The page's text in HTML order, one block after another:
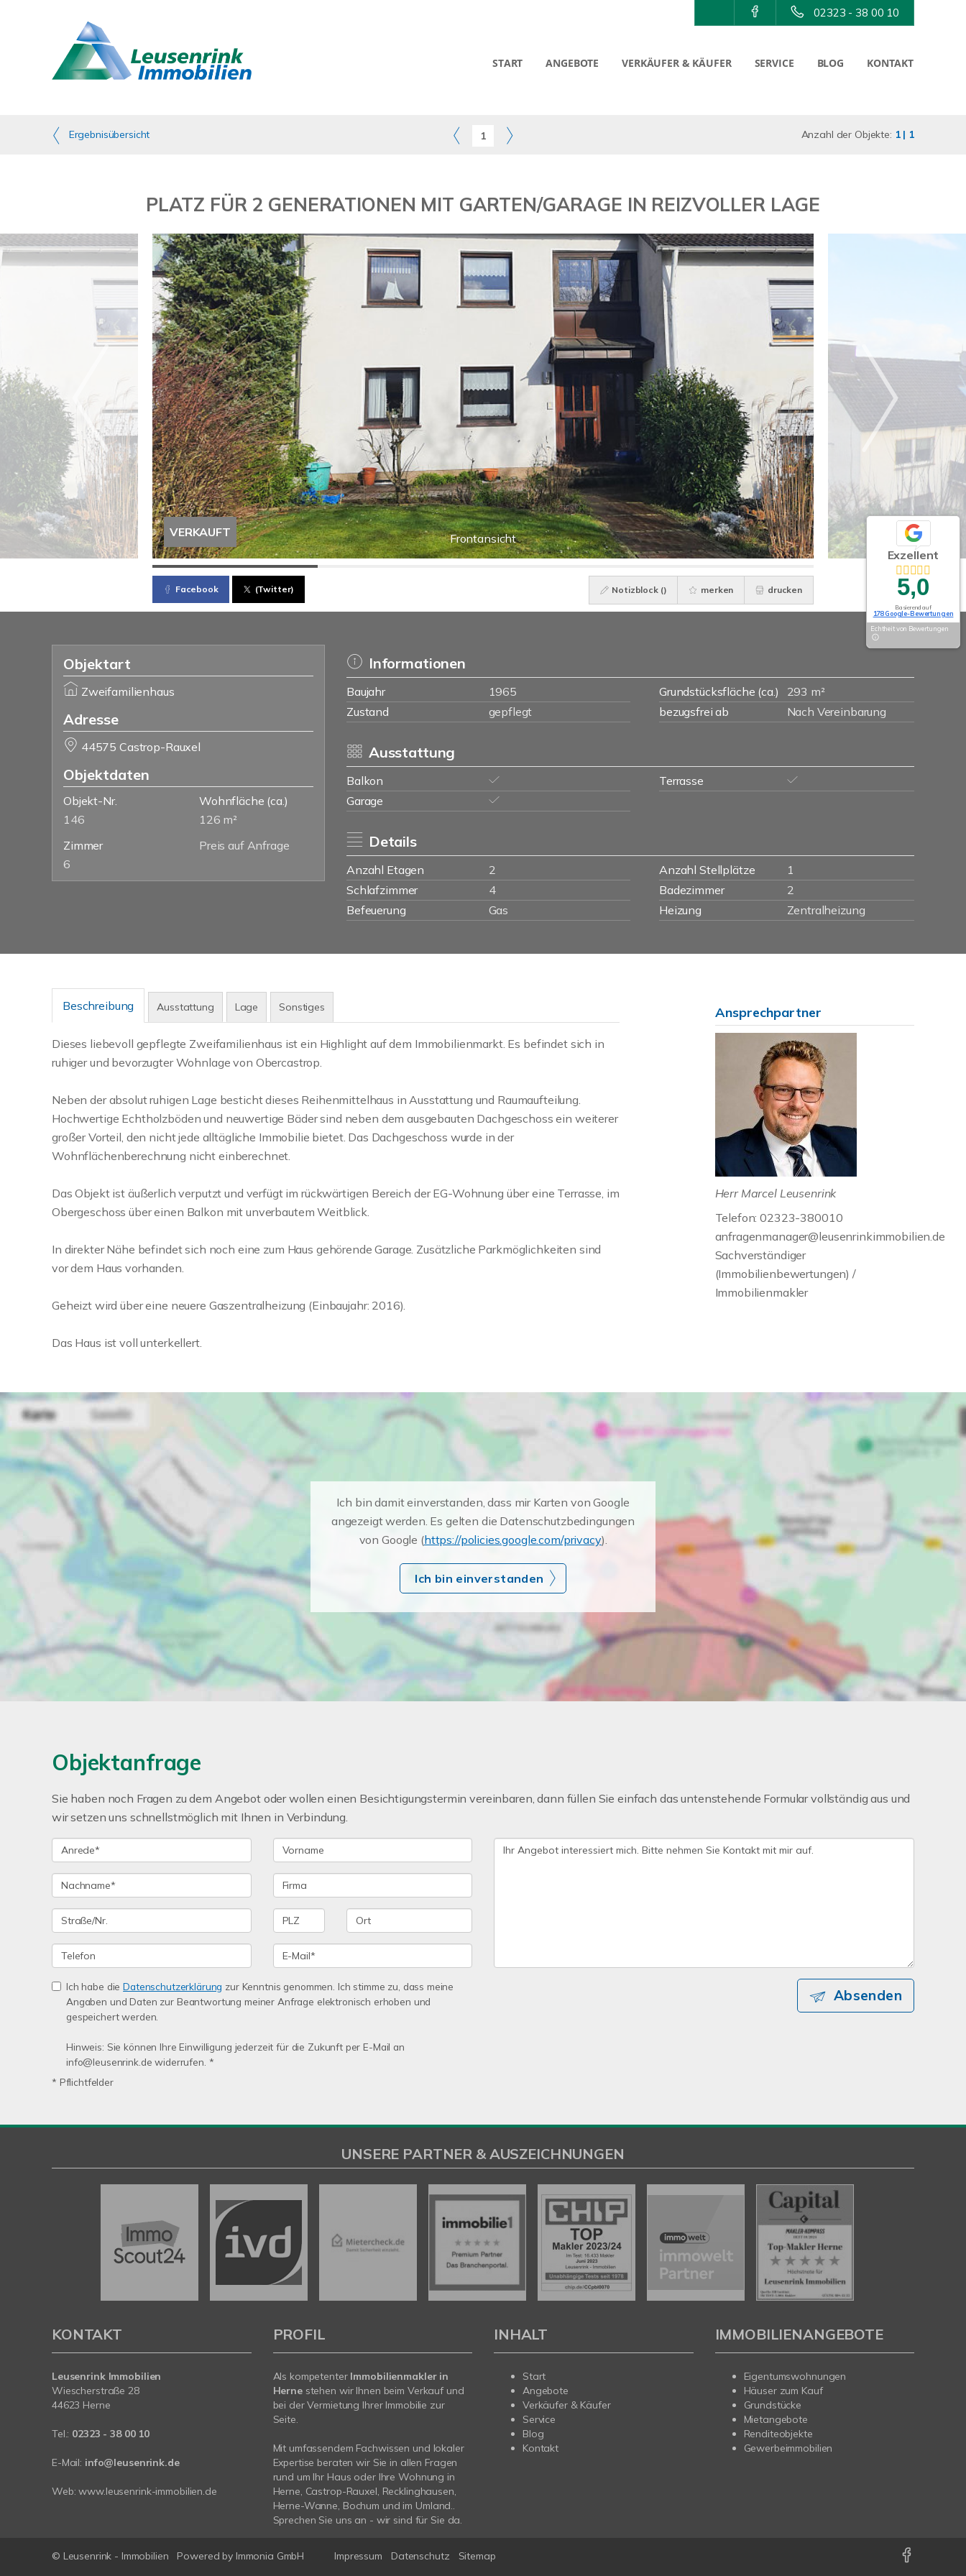
02323 - 38 00 10
START ANGEBOTE VERKÄUFER & KÄUFER SERVICE BLOG KONTAKT
Ergebnisübersicht 1 Anzahl der Objekte: 1 | 1
PLATZ FÜR 2 GENERATIONEN MIT GARTEN/GARAGE IN REIZVOLLER LAGE
Frontansicht
VERKAUFT
Facebook (Twitter) Notizblock () merken drucken
Objektart
Zweifamilienhaus
Adresse
44575 Castrop-Rauxel
Objektdaten
Objekt-Nr.
146
Wohnfläche (ca.)
126 m²
Zimmer
6
Preis auf Anfrage
Informationen
Baujahr 1965 Grundstücksfläche (ca.)
293 m²
Zustand
gepflegt bezugsfrei ab Nach Vereinbarung
Ausstattung
Balkon
Terrasse
Garage
Details
Anzahl Etagen 2 Anzahl Stellplätze
1
Schlafzimmer
4 Badezimmer
2
Befeuerung
Gas Heizung Zentralheizung
Beschreibung Ausstattung Lage Sonstiges
Dieses liebevoll gepflegte Zweifamilienhaus ist ein Highlight auf dem Immobilienmarkt. Es befindet sich in
ruhiger und bevorzugter Wohnlage von Obercastrop.
Neben der absolut ruhigen Lage besticht dieses Reihenmittelhaus in Ausstattung und Raumaufteilung.
Hochwertige Echtholzböden und neuwertige Bäder sind neben dem ausgebauten Dachgeschoss ein weiterer
großer Vorteil, den nicht jede alltägliche Immobilie bietet. Das Dachgeschoss wurde in der
Wohnflächenberechnung nicht einberechnet.
Das Objekt ist äußerlich verputzt und verfügt im rückwärtigen Bereich der EG-Wohnung über eine Terrasse, im
Obergeschoss über einen Balkon mit unverbautem Weitblick.
In direkter Nähe befindet sich noch eine zum Haus gehörende Garage. Zusätzliche Parkmöglichkeiten sind
vor dem Haus vorhanden.
Geheizt wird über eine neuere Gaszentralheizung (Einbaujahr: 2016).
Das Haus ist voll unterkellert.
Ansprechpartner
Herr Marcel Leusenrink
Telefon: 02323-380010
anfragenmanager@leusenrinkimmobilien.de
Sachverständiger
(Immobilienbewertungen) /
Immobilienmakler
Ich bin damit einverstanden, dass mir Karten von Google
angezeigt werden. Es gelten die Datenschutzbedingungen
von Google (https://policies.google.com/privacy).
Ich bin einverstanden
Objektanfrage
Sie haben noch Fragen zu dem Angebot oder wollen einen Besichtigungstermin vereinbaren, dann füllen Sie einfach das untenstehende Formular vollständig aus und
wir setzen uns schnellstmöglich mit Ihnen in Verbindung.
Ich habe dieDatenschutzerklärung zur Kenntnis genommen. Ich stimme zu, dass meine
Angaben und Daten zur Beantwortung meiner Anfrage elektronisch erhoben und
gespeichert werden.
Hinweis: Sie können Ihre Einwilligung jederzeit für die Zukunft per E-Mail an
info@leusenrink.de widerrufen. *
* Pflichtfelder
Absenden
Exzellent
5,0
Basierend auf
178 Google-Bewertungen
Echtheit von Bewertungen
UNSERE PARTNER & AUSZEICHNUNGEN
KONTAKT
Leusenrink Immobilien
Wiescherstraße 28
44623 Herne
Tel.: 02323 - 38 00 10
E-Mail: info@leusenrink.de
Web:www.leusenrink-immobilien.de
PROFIL
Als kompetenter Immobilienmakler in
Hernestehen wir Ihnen beim Verkauf und
bei der Vermietung Ihrer Immobilie zur
Seite.
Mit umfassendem Fachwissen und lokaler
Expertise beraten wir Sie in allen Fragen
rund um Ihr Haus oder Ihre Wohnung in
Herne, Castrop-Rauxel, Recklinghausen,
Herne-Wanne, Bochum und im Umland..
Sprechen Sie uns an - wir sind für Sie da.
INHALT
Start
Angebote
Verkäufer & Käufer
Service
Blog
Kontakt
IMMOBILIENANGEBOTE
Eigentumswohnungen
Häuser zum Kauf
Grundstücke
Mietangebote
Renditeobjekte
Gewerbeimmobilien
© Leusenrink - Immobilien Powered by Immonia GmbH Impressum Datenschutz Sitemap